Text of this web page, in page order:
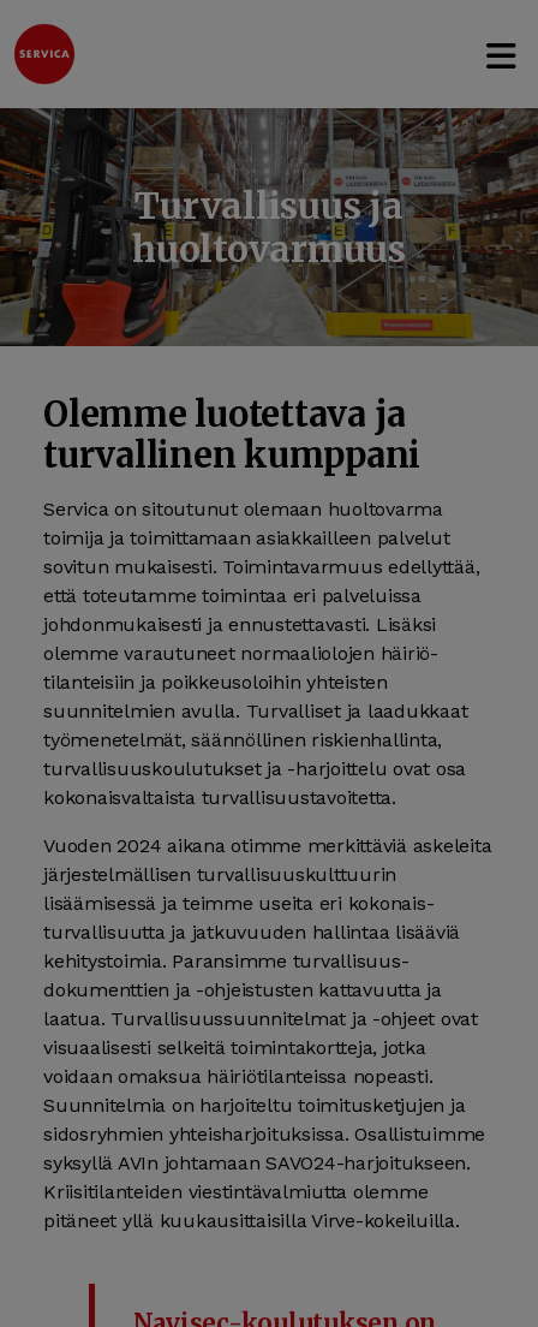
Hyppää sisältöön
Avaa
Turvallisuus ja
huoltovarmuus
Olemme luotettava ja
turvallinen kumppani
Servica on sitoutunut olemaan huolto­varma
toimija ja toimittamaan asiakkailleen palvelut
sovitun mukaisesti. Toiminta­varmuus edellyttää,
että toteutamme toimintaa eri palveluissa
johdon­mukaisesti ja ennustettavasti. Lisäksi
olemme varautuneet normaali­olojen häiriö­
tilanteisiin ja poikkeus­oloihin yhteisten
suunnitelmien avulla. Turvalliset ja laadukkaat
työ­menetelmät, säännöllinen riskien­hallinta,
turvallisuus­koulutukset ja -harjoittelu ovat osa
kokonais­valtaista turvallisuus­tavoitetta.
Vuoden 2024 aikana otimme merkittäviä askeleita
järjestelmällisen turvallisuus­kulttuurin
lisäämisessä ja teimme useita eri kokonais­
turvallisuutta ja jatkuvuuden hallintaa lisääviä
kehitys­toimia. Paransimme turvallisuus­
dokumenttien ja -⁠ohjeistusten kattavuutta ja
laatua. Turvallisuus­suunnitelmat ja -⁠ohjeet ovat
visuaalisesti selkeitä toiminta­kortteja, jotka
voidaan omaksua häiriö­tilanteissa nopeasti.
Suunnitelmia on harjoiteltu toimitus­ketjujen ja
sidos­ryhmien yhteis­harjoituksissa. Osallistuimme
syksyllä AVIn johtamaan SAVO24-harjoitukseen.
Kriisitilanteiden viestintä­valmiutta olemme
pitäneet yllä kuukausittaisilla Virve-kokeiluilla.